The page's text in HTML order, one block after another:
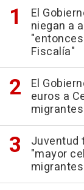
El
niegan a
Fiscalía"
El
euros a
migrantes
Juventud
"mayor